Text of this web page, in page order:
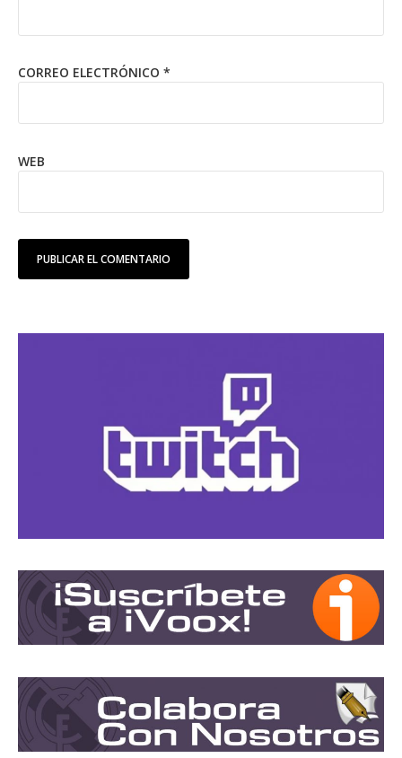
CORREO ELECTRÓNICO *
WEB